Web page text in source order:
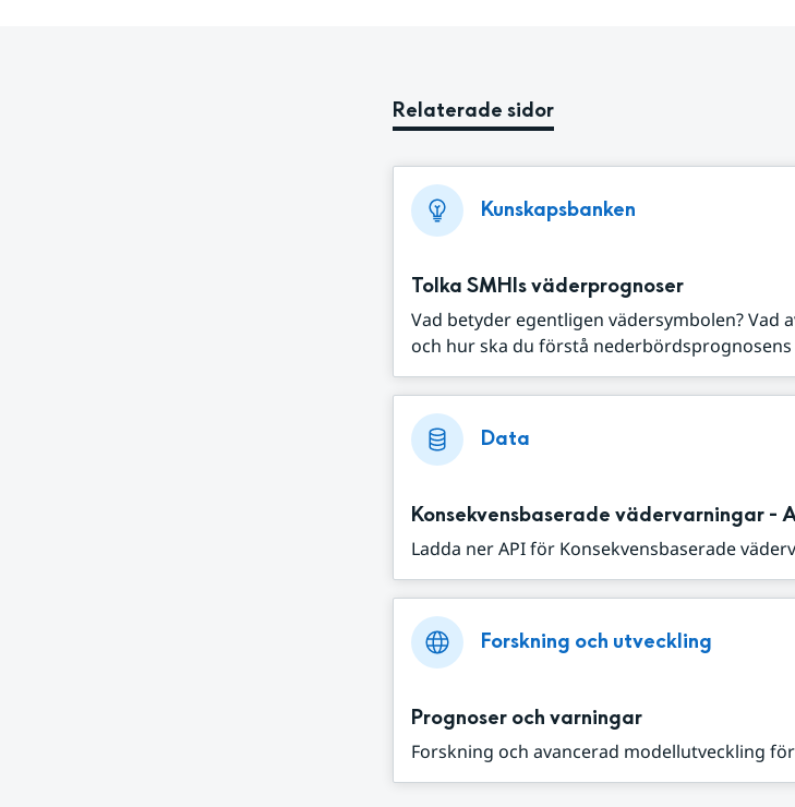
Relaterade sidor
Kunskapsbanken
Tolka SMHIs väderprognoser
Vad betyder egentligen vädersymbolen? Vad
och hur ska du förstå
Data
Konsekvensbaserade vädervarningar -
Ladda ner API för Konsekvensbaserade
Forskning och utveckling
Prognoser och varningar
Forskning och avancerad modellutveckling